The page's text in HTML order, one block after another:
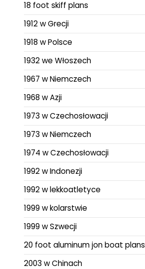
18 foot skiff plans
1912 w Grecji
1918 w Polsce
1932 we Włoszech
1967 w Niemczech
1968 w Azji
1973 w Czechosłowacji
1973 w Niemczech
1974 w Czechosłowacji
1992 w Indonezji
1992 w lekkoatletyce
1999 w kolarstwie
1999 w Szwecji
20 foot aluminum jon boat plans
2003 w Chinach